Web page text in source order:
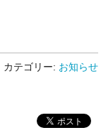
カテゴリー: お知らせ